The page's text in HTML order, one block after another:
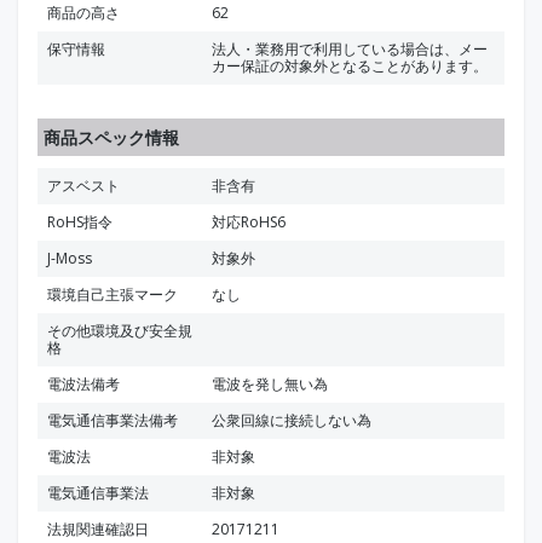
商品の高さ
62
保守情報
法人・業務用で利用している場合は、メー
カー保証の対象外となることがあります。
商品スペック情報
アスベスト
非含有
RoHS指令
対応RoHS6
J-Moss
対象外
環境自己主張マーク
なし
その他環境及び安全規
格
電波法備考
電波を発し無い為
電気通信事業法備考
公衆回線に接続しない為
電波法
非対象
電気通信事業法
非対象
法規関連確認日
20171211